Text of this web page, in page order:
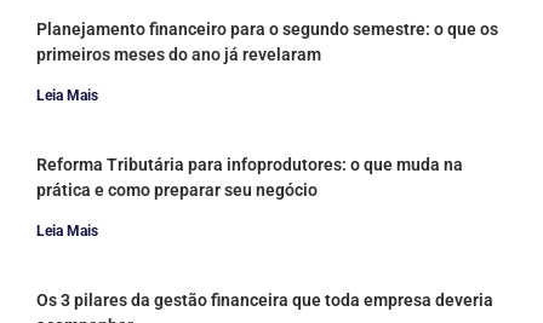
Planejamento financeiro para o segundo semestre: o que os
primeiros meses do ano já revelaram
Leia Mais
Reforma Tributária para infoprodutores: o que muda na
prática e como preparar seu negócio
Leia Mais
Os 3 pilares da gestão financeira que toda empresa deveria